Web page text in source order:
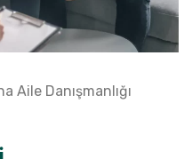
Aile Danışmanlığı